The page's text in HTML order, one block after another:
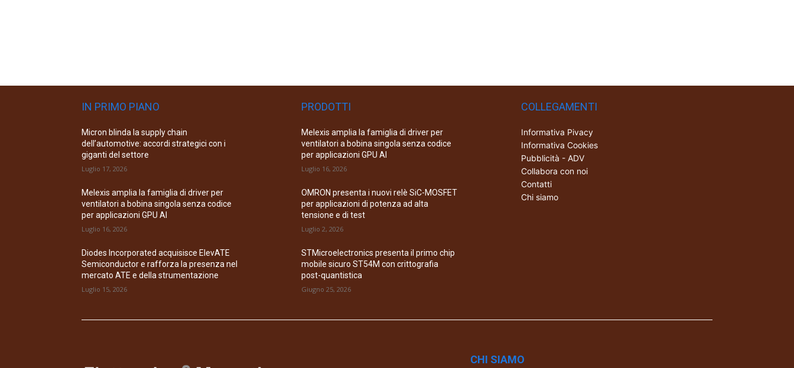
IN PRIMO PIANO
Micron blinda la supply chain
dell’automotive: accordi strategici con i
giganti del settore
Luglio 17, 2026
Melexis amplia la famiglia di driver per
ventilatori a bobina singola senza codice
per applicazioni GPU AI
Luglio 16, 2026
Diodes Incorporated acquisisce ElevATE
Semiconductor e rafforza la presenza nel
mercato ATE e della strumentazione
Luglio 15, 2026
PRODOTTI
Melexis amplia la famiglia di driver per
ventilatori a bobina singola senza codice
per applicazioni GPU AI
Luglio 16, 2026
OMRON presenta i nuovi relè SiC-MOSFET
per applicazioni di potenza ad alta
tensione e di test
Luglio 2, 2026
STMicroelectronics presenta il primo chip
mobile sicuro ST54M con crittografia
post-quantistica
Giugno 25, 2026
COLLEGAMENTI
Informativa Pivacy
Informativa Cookies
Pubblicità - ADV
Collabora con noi
Contatti
Chi siamo
CHI SIAMO